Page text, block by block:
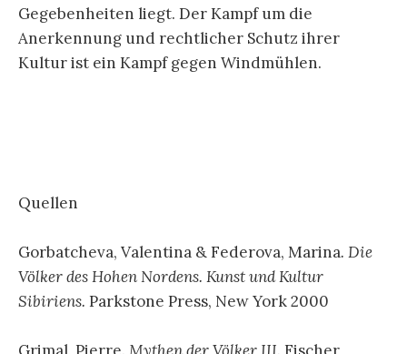
Gegebenheiten liegt. Der Kampf um die
Anerkennung und rechtlicher Schutz ihrer
Kultur ist ein Kampf gegen Windmühlen.
Quellen
Gorbatcheva, Valentina & Federova, Marina. Die
Völker des Hohen Nordens. Kunst und Kultur
Sibiriens. Parkstone Press, New York 2000